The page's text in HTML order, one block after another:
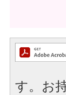
す。お